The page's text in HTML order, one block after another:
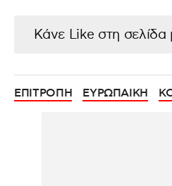
Κάνε Like στη
ΕΠΙΤΡΟΠΗ ΕΥΡΩΠΑΙΚΗ